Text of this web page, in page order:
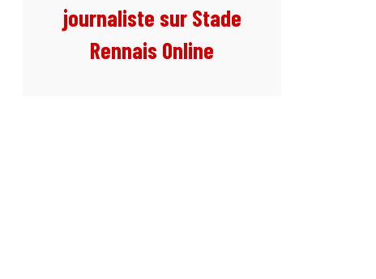
journaliste sur Stade
Rennais Online